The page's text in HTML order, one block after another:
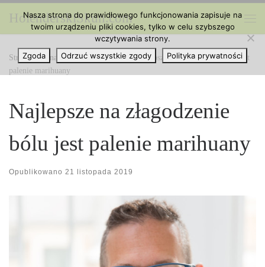
Przejdź do treści
HolenderskiSkun.com
Strona główna » Ciekawe Artykuły » Najlepsze na złagodzenie bólu jest
palenie marihuany
Najlepsze na złagodzenie
bólu jest palenie marihuany
Opublikowano 21 listopada 2019
Nasza strona do prawidłowego funkcjonowania zapisuje na
twoim urządzeniu pliki cookies, tylko w celu szybszego
wczytywania strony.
Zgoda
Odrzuć wszystkie zgody Polityka prywatności